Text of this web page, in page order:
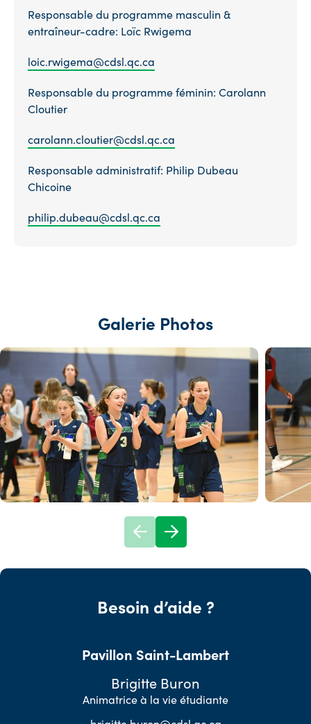
Responsable du programme masculin &
entraîneur-cadre: Loïc Rwigema
loic.rwigema@cdsl.qc.ca
Responsable du programme féminin: Carolann
Cloutier
carolann.cloutier­@cdsl.qc.ca
Responsable administratif: Philip Dubeau
Chicoine
philip.dubeau@cdsl.qc.ca
Galerie Photos
Voir
l'image
en
taille
réelle
Voir
l'image
en
taille
réelle
Besoin d’aide ?
Pavillon Saint-Lambert
Brigitte Buron
Animatrice à la vie étudiante